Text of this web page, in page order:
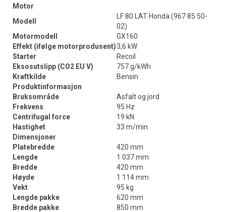
Motor
Modell
LF 80 LAT Honda (967 85 50-
02)
Motormodell
GX160
Effekt (ifølge motorprodusent)3,6 kW
Starter
Recoil
Eksosutslipp (CO2 EU V)
757 g/kWh
Kraftkilde
Bensin
Produktinformasjon
Bruksområde
Asfalt og jord
Frekvens
95 Hz
Centrifugal force
19 kN
Hastighet
33 m/min
Dimensjoner
Platebredde
420 mm
Lengde
1 037 mm
Bredde
420 mm
Høyde
1 114 mm
Vekt
95 kg
Lengde pakke
620 mm
Bredde pakke
850 mm